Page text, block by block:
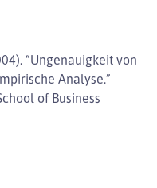
“Ungenauigkeit von
Analyse.”
of Business